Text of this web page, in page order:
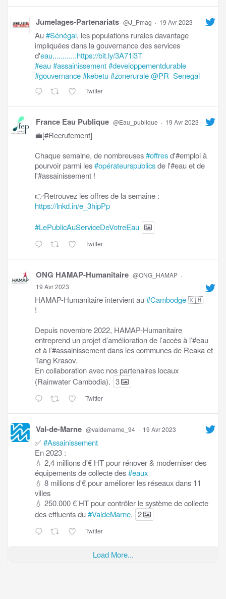
Jumelages-Partenariats @J_Pmag · 19 Avr 2023
Au#Sénégal, les populations rurales davantage
impliquées dans la gouvernance des services
d'eau............https://bit.ly/3A71i3T
#eau#assainissement#developpementdurable
#gouvernance#kebetu#zonerurale@PR_Senegal
Twitter
France Eau Publique @Eau_publique · 19 Avr 2023
💼[#Recrutement]
Chaque semaine, de nombreuses#offresd'#emploi à
pourvoir parmi les#opérateurspublicsde l'#eau et de
l'#assainissement !
👉Retrouvez les offres de la semaine :
https://lnkd.in/e_3hipPp
#LePublicAuServiceDeVotreEau
Twitter
ONG HAMAP-Humanitaire @ONG_HAMAP ·
19 Avr 2023
HAMAP-Humanitaire intervient au#Cambodge🇰🇭
!
Depuis novembre 2022, HAMAP-Humanitaire
entreprend un projet d’amélioration de l’accès à l’#eau
et à l’#assainissement dans les communes de Reaka et
Tang Krasov.
En collaboration avec nos partenaires locaux
(Rainwater Cambodia). 3
Twitter
Val-de-Marne @valdemarne_94 · 19 Avr 2023
✅#Assainissement
En 2023 :
💧 2,4 millions d'€ HT pour rénover & moderniser des
équipements de collecte des#eaux
💧 8 millions d'€ pour améliorer les réseaux dans 11
villes
💧 250.000 € HT pour contrôler le système de collecte
des effluents du#ValdeMarne. 2
Twitter
Load More...